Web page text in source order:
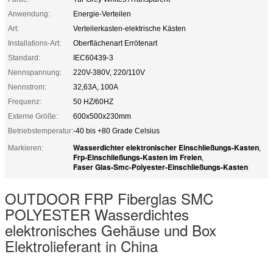
Anwendung:
Energie-Verteilen
Art:
Verteilerkasten-elektrische Kästen
Installations-Art:
Oberflächenart Errötenart
Standard:
IEC60439-3
Nennspannung:
220V-380V, 220/110V
Nennstrom:
32,63A, 100A
Frequenz:
50 HZ/60HZ
Externe Größe:
600x500x230mm
Betriebstemperatur:-40 bis +80 Grade Celsius
Markieren:
Wasserdichter elektronischer Einschließungs-Kasten,
Frp-Einschließungs-Kasten im Freien,
Faser Glas-Smc-Polyester-Einschließungs-Kasten
OUTDOOR FRP Fiberglas SMC
POLYESTER Wasserdichtes
elektronisches Gehäuse und Box
Elektrolieferant in China